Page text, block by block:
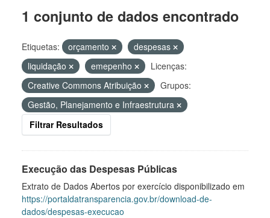
1 conjunto de dados encontrado
Etiquetas: orçamento
despesas
liquidação
emepenho
Licenças:
Creative Commons Atribuição
Grupos:
Gestão, Planejamento e Infraestrutura
Filtrar Resultados
Execução das Despesas Públicas
Extrato de Dados Abertos por exercício disponibilizado em
https://portaldatransparencia.gov.br/download-de-
dados/despesas-execucao